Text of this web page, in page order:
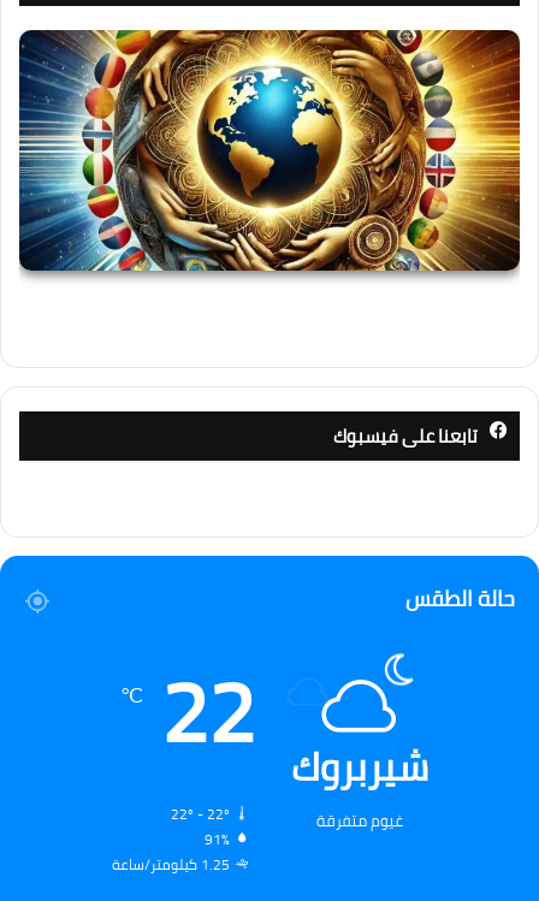
تابعنا على فيسبوك
حالة الطقس
شيربروك
غيوم متفرقة
22
℃
91%
1.25 كيلومتر/ساعة